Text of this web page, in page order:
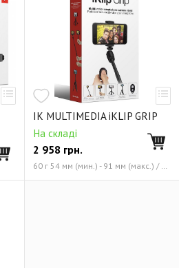
IK MULTIMEDIA iKLIP GRIP
На складі
2 958 грн.
60 г 54 мм (мин.) - 91 мм (макс.) / 2.13" (мин.) - 3.58" (макс.)